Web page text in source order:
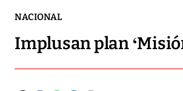
NACIONAL
Implusan plan